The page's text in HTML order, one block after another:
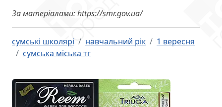
За матеріалами: https://smr.gov.ua/
сумські школярі навчальний рік
1 вересня
сумська міська тг